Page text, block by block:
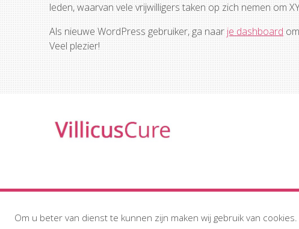
leden, waarvan vele vrijwilligers taken op zich nemen om
Als nieuwe WordPress gebruiker, ga naarje dashboard
Veel plezier!
Om u beter van dienst te kunnen zijn maken wij gebruik van cookies.